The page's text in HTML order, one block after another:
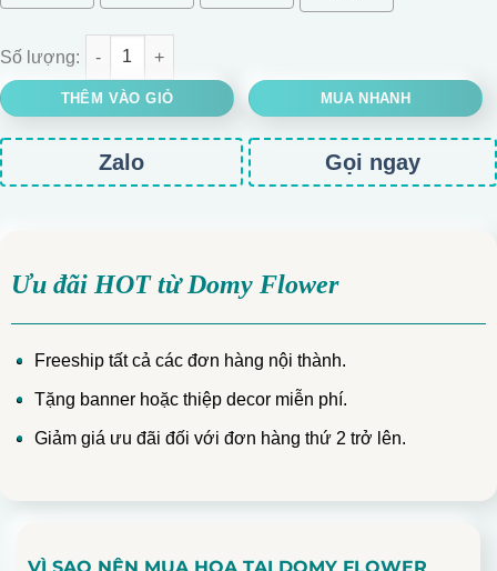
Bó hoa tú cầu mini số lượng
THÊM VÀO GIỎ MUA NHANH
Zalo Gọi ngay
Ưu đãi HOT từ Domy Flower
Freeship tất cả các đơn hàng nội thành.
Tặng banner hoặc thiệp decor miễn phí.
Giảm giá ưu đãi đối với đơn hàng thứ 2 trở lên.